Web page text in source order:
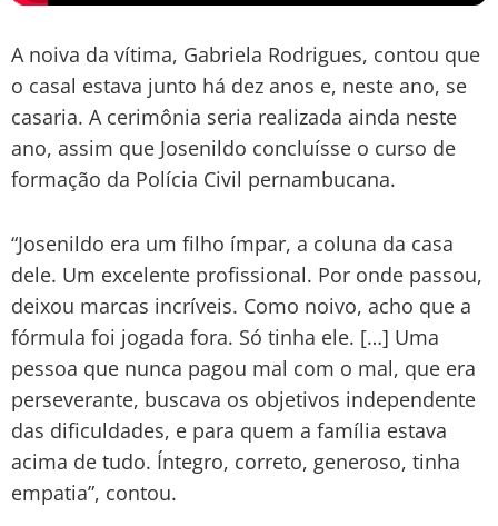
A noiva da vítima, Gabriela Rodrigues, contou que
o casal estava junto há dez anos e, neste ano, se
casaria. A cerimônia seria realizada ainda neste
ano, assim que Josenildo concluísse o curso de
formação da Polícia Civil pernambucana.
“Josenildo era um filho ímpar, a coluna da casa
dele. Um excelente profissional. Por onde passou,
deixou marcas incríveis. Como noivo, acho que a
fórmula foi jogada fora. Só tinha ele. […] Uma
pessoa que nunca pagou mal com o mal, que era
perseverante, buscava os objetivos independente
das dificuldades, e para quem a família estava
acima de tudo. Íntegro, correto, generoso, tinha
empatia”, contou.